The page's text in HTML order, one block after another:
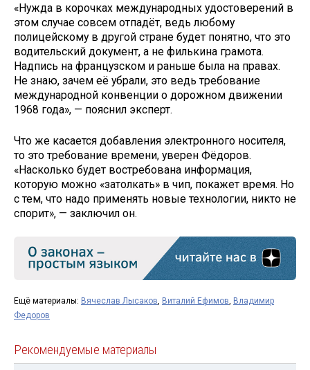
«Нужда в корочках международных удостоверений в
этом случае совсем отпадёт, ведь любому
полицейскому в другой стране будет понятно, что это
водительский документ, а не филькина грамота.
Надпись на французском и раньше была на правах.
Не знаю, зачем её убрали, это ведь требование
международной конвенции о дорожном движении
1968 года», — пояснил эксперт.
Что же касается добавления электронного носителя,
то это требование времени, уверен Фёдоров.
«Насколько будет востребована информация,
которую можно «затолкать» в чип, покажет время. Но
с тем, что надо применять новые технологии, никто не
спорит», — заключил он.
Ещё материалы: Вячеслав Лысаков, Виталий Ефимов, Владимир
Федоров
Рекомендуемые материалы